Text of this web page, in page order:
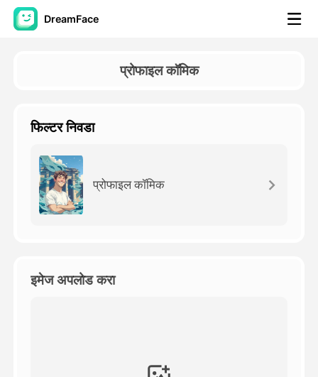
DreamFace
एआय व्हिडिओ
एआय फोटो
इतर साधने
प्रोफाइल कॉमिक
फिल्टर निवडा
प्रोफाइल कॉमिक
इमेज अपलोड करा